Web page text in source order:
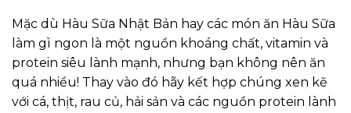
Mặc dù Hàu Sữa Nhật Bản hay các món ăn Hàu Sữa
làm gì ngon là một nguồn khoáng chất, vitamin và
protein siêu lành mạnh, nhưng bạn không nên ăn
quá nhiều! Thay vào đó hãy kết hợp chúng xen kẽ
với cá, thịt, rau củ, hải sản và các nguồn protein lành